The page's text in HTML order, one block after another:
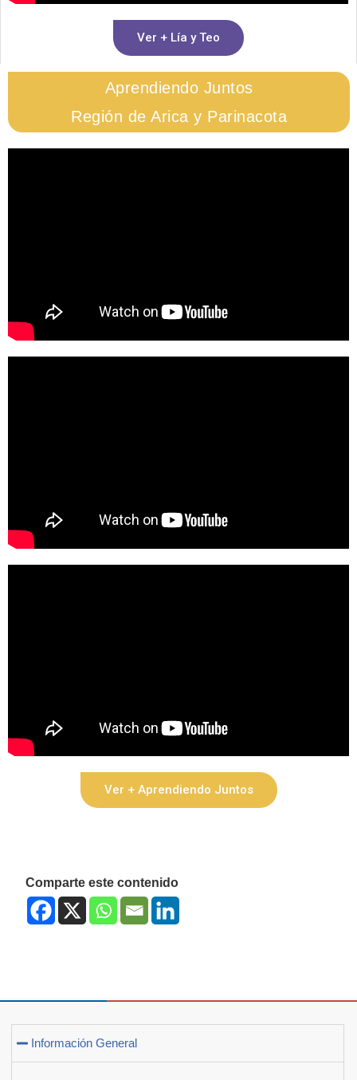
Ver + Lía y Teo
Aprendiendo Juntos
Región de Arica y Parinacota
Ver + Aprendiendo Juntos
Comparte este contenido
Información General